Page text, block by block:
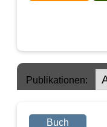
Publikationen:
Buch